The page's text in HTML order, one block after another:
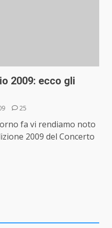
2009: ecco gli
25
fa vi rendiamo noto
2009 del Concerto